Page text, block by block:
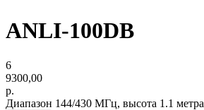
ANLI-100DB
6
9300,00
р.
Диапазон 144/430 МГц, высота 1.1 метра